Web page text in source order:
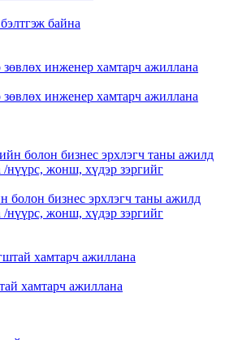
байна
зөвлөх инженер хамтарч ажиллана
зөвлөх инженер хамтарч ажиллана
болон бизнес эрхлэгч таны ажилд
/нүүрс, жонш, хүдэр зэргийг
хамтарч ажиллана